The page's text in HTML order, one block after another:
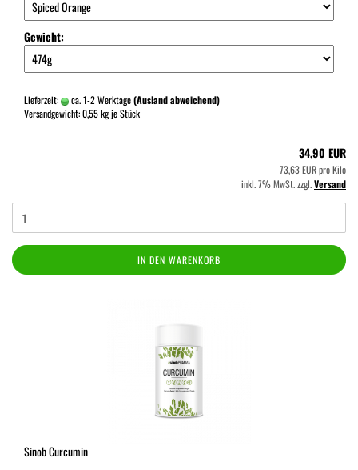
Gewicht:
Lieferzeit: ca. 1-2 Werktage(Ausland abweichend)
Versandgewicht:0,55kg je Stück
34,90 EUR
73,63 EUR pro Kilo
inkl. 7% MwSt. zzgl.Versand
IN DEN WARENKORB
Sinob Curcumin